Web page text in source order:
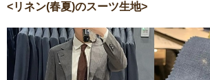
<リネン(春夏)のスーツ生地>